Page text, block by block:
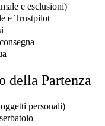
e esclusioni)
e Trustpilot
della Partenza
personali)